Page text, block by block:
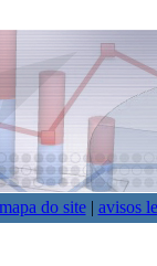
mapa do site| avisos